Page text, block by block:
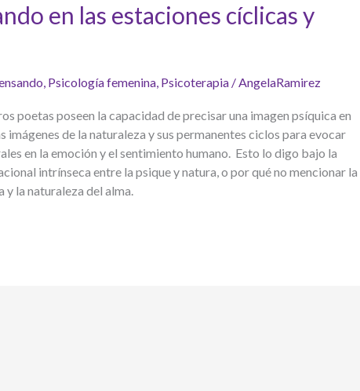
en las estaciones cíclicas y
, Psicología femenina, Psicoterapia /AngelaRamirez
poetas poseen la capacidad de precisar una imagen psíquica en
imágenes de la naturaleza y sus permanentes ciclos para evocar
en la emoción y el sentimiento humano. Esto lo digo bajo la
intrínseca entre la psique y natura, o por qué no mencionar la
y la naturaleza del alma.